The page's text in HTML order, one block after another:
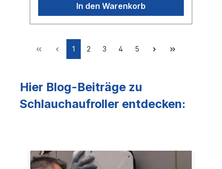
In den Warenkorb
1 2 3 4 5
Hier Blog-Beiträge zu
Schlauchaufroller entdecken: